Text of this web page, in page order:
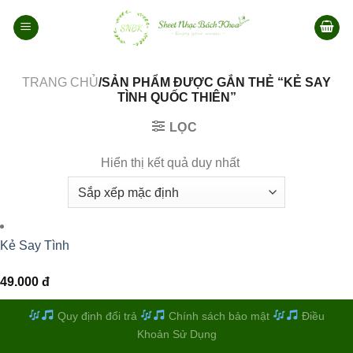
qua
TRANG CHỦ/SẢN PHẨM ĐƯỢC GẮN THẺ “KẺ SAY
TÌNH QUỐC THIÊN”
LỌC
Hiển thị kết quả duy nhất
Kẻ Say Tình
49.000 đ
Quy định đổi trả Chính sách bảo mật
Điều
Khoản Sử Dụng